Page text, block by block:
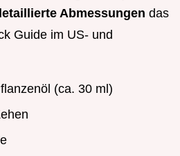
Abmessungen das
Guide im US- und
(ca. 30 ml)